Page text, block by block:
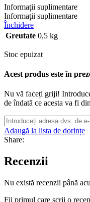
Informații suplimentare
Informații suplimentare
Închidere
Greutate 0,5 kg
Stoc epuizat
Acest produs este în
Nu vă faceți griji!
de îndată ce acesta va fi
Adaugă la lista de dorințe
Share:
Recenzii
Nu există recenzii până
Fii primul care scrii o